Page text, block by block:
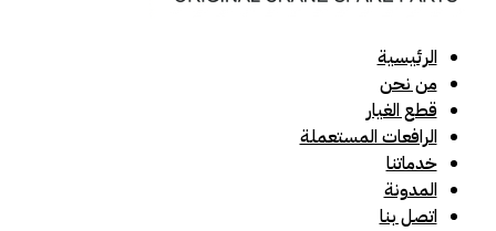
الرئيسية
من نحن
قطع الغيار
الرافعات المستعملة
خدماتنا
المدونة
اتصل بنا